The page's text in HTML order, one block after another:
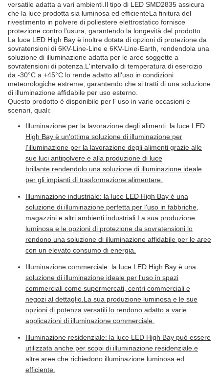
versatile adatta a vari ambienti.Il tipo di LED SMD2835 assicura
che la luce prodotta sia luminosa ed efficienteLa finitura del
rivestimento in polvere di poliestere elettrostatico fornisce
protezione contro l'usura, garantendo la longevità del prodotto.
La luce LED High Bay è inoltre dotata di opzioni di protezione da
sovratensioni di 6KV-Line-Line e 6KV-Line-Earth, rendendola una
soluzione di illuminazione adatta per le aree soggette a
sovratensioni di potenza.L'intervallo di temperatura di esercizio
da -30°C a +45°C lo rende adatto all'uso in condizioni
meteorologiche estreme, garantendo che si tratti di una soluzione
di illuminazione affidabile per uso esterno.
Questo prodotto è disponibile per l' uso in varie occasioni e
scenari, quali:
Illuminazione per la lavorazione degli alimenti: la luce LED
High Bay è un'ottima soluzione di illuminazione per
l'illuminazione per la lavorazione degli alimenti grazie alle
sue luci antipolvere e alla produzione di luce
brillante.rendendolo una soluzione di illuminazione ideale
per gli impianti di trasformazione alimentare.
Illuminazione industriale: la luce LED High Bay è una
soluzione di illuminazione perfetta per l'uso in fabbriche,
magazzini e altri ambienti industriali.La sua produzione
luminosa e le opzioni di protezione da sovratensioni lo
rendono una soluzione di illuminazione affidabile per le aree
con un elevato consumo di energia.
Illuminazione commerciale: la luce LED High Bay è una
soluzione di illuminazione ideale per l'uso in spazi
commerciali come supermercati, centri commerciali e
negozi al dettaglio.La sua produzione luminosa e le sue
opzioni di potenza versatili lo rendono adatto a varie
applicazioni di illuminazione commerciale.
Illuminazione residenziale: la luce LED High Bay può essere
utilizzata anche per scopi di illuminazione residenziale.e
altre aree che richiedono illuminazione luminosa ed
efficiente.